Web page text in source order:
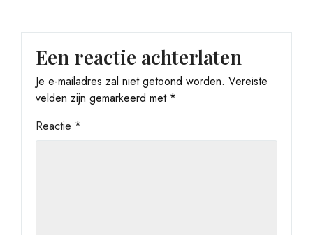
Een reactie achterlaten
Je e-mailadres zal niet getoond worden. Vereiste
velden zijn gemarkeerd met *
Reactie *